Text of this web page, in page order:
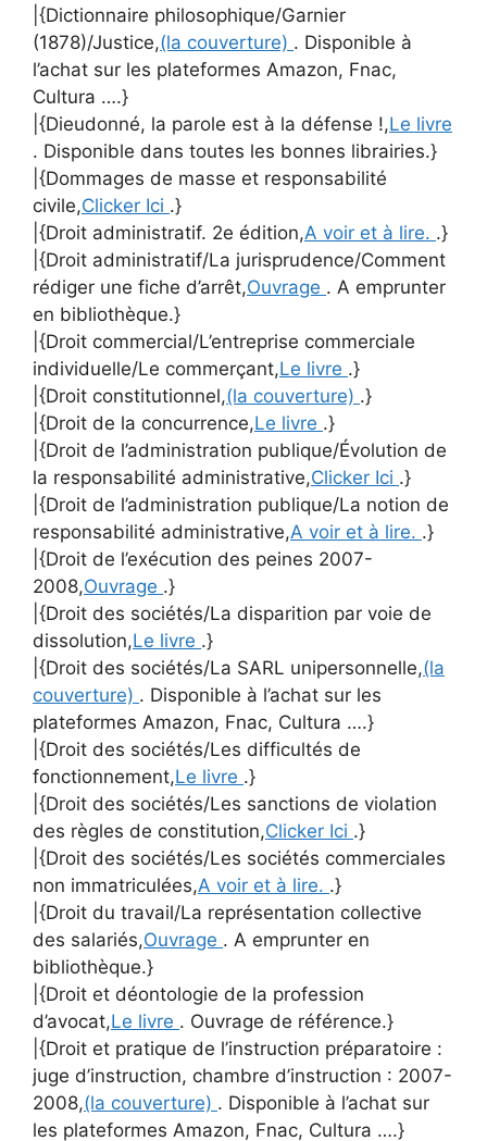
|{Dictionnaire philosophique/Garnier
(1878)/Justice,(la couverture) . Disponible à
l’achat sur les plateformes Amazon, Fnac,
Cultura ….}
|{Dieudonné, la parole est à la défense !,Le livre
. Disponible dans toutes les bonnes librairies.}
|{Dommages de masse et responsabilité
civile,Clicker Ici .}
|{Droit administratif. 2e édition,A voir et à lire. .}
|{Droit administratif/La jurisprudence/Comment
rédiger une fiche d’arrêt,Ouvrage . A emprunter
en bibliothèque.}
|{Droit commercial/L’entreprise commerciale
individuelle/Le commerçant,Le livre .}
|{Droit constitutionnel,(la couverture) .}
|{Droit de la concurrence,Le livre .}
|{Droit de l’administration publique/Évolution de
la responsabilité administrative,Clicker Ici .}
|{Droit de l’administration publique/La notion de
responsabilité administrative,A voir et à lire. .}
|{Droit de l’exécution des peines 2007-
2008,Ouvrage .}
|{Droit des sociétés/La disparition par voie de
dissolution,Le livre .}
|{Droit des sociétés/La SARL unipersonnelle,(la
couverture) . Disponible à l’achat sur les
plateformes Amazon, Fnac, Cultura ….}
|{Droit des sociétés/Les difficultés de
fonctionnement,Le livre .}
|{Droit des sociétés/Les sanctions de violation
des règles de constitution,Clicker Ici .}
|{Droit des sociétés/Les sociétés commerciales
non immatriculées,A voir et à lire. .}
|{Droit du travail/La représentation collective
des salariés,Ouvrage . A emprunter en
bibliothèque.}
|{Droit et déontologie de la profession
d’avocat,Le livre . Ouvrage de référence.}
|{Droit et pratique de l’instruction préparatoire :
juge d’instruction, chambre d’instruction : 2007-
2008,(la couverture) . Disponible à l’achat sur
les plateformes Amazon, Fnac, Cultura ….}